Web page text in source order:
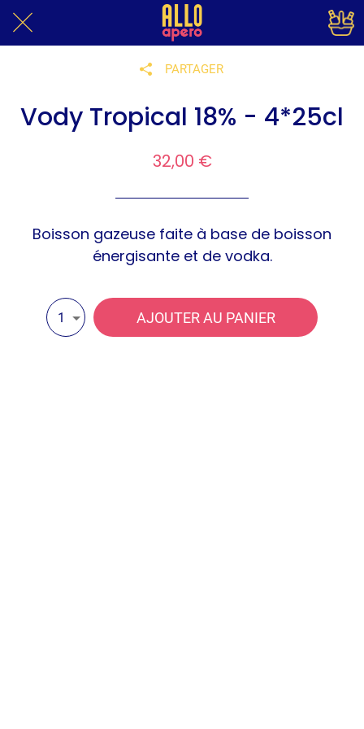
PARTAGER
Vody Tropical 18% - 4*25cl
32,00 €
Boisson gazeuse faite à base de boisson
énergisante et de vodka.
1 AJOUTER AU PANIER